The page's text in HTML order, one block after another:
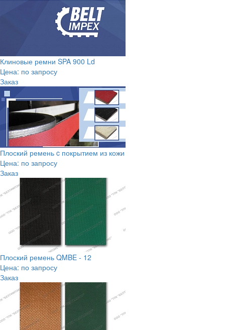
Клиновые ремни SPA 900 Ld
Цена: по запросу
Заказ
Плоский ремень c покрытием из кожи
Цена: по запросу
Заказ
Плоский ремень QMBE - 12
Цена: по запросу
Заказ